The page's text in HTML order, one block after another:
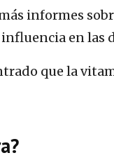
informes
en las
que la